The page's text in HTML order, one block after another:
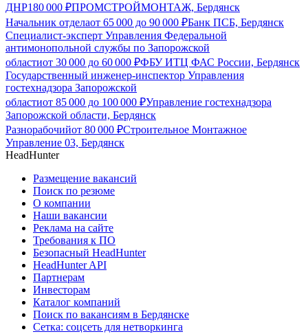
ДНР180 000 ₽ПРОМСТРОЙМОНТАЖ, Бердянск
Начальник отделаот 65 000 до 90 000 ₽Банк ПСБ, Бердянск
Специалист-эксперт Управления Федеральной
антимонопольной службы по Запорожской
областиот 30 000 до 60 000 ₽ФБУ ИТЦ ФАС России, Бердянск
Государственный инженер-инспектор Управления
гостехнадзора Запорожской
областиот 85 000 до 100 000 ₽Управление гостехнадзора
Запорожской области, Бердянск
Разнорабочийот 80 000 ₽Строительное Монтажное
Управление 03, Бердянск
HeadHunter
Размещение вакансий
Поиск по резюме
О компании
Наши вакансии
Реклама на сайте
Требования к ПО
Безопасный HeadHunter
HeadHunter API
Партнерам
Инвесторам
Каталог компаний
Поиск по вакансиям в Бердянске
Сетка: соцсеть для нетворкинга